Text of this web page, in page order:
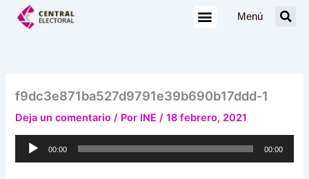
Menú
f9dc3e871ba527d9791e39b690b17ddd-1
Deja un comentario / Por INE/18 febrero, 2021
Reproductor
00:00 00:00